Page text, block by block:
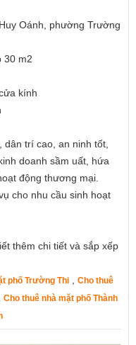
Oánh, phường Trường
30 m2
kính
trí cao, an ninh tốt,
doanh sầm uất, hứa
động thương mại.
cho nhu cầu sinh hoạt
thêm chi tiết và sắp xếp
phố Trường Thi
Cho thuê
Cho thuê nhà mặt phố Thành